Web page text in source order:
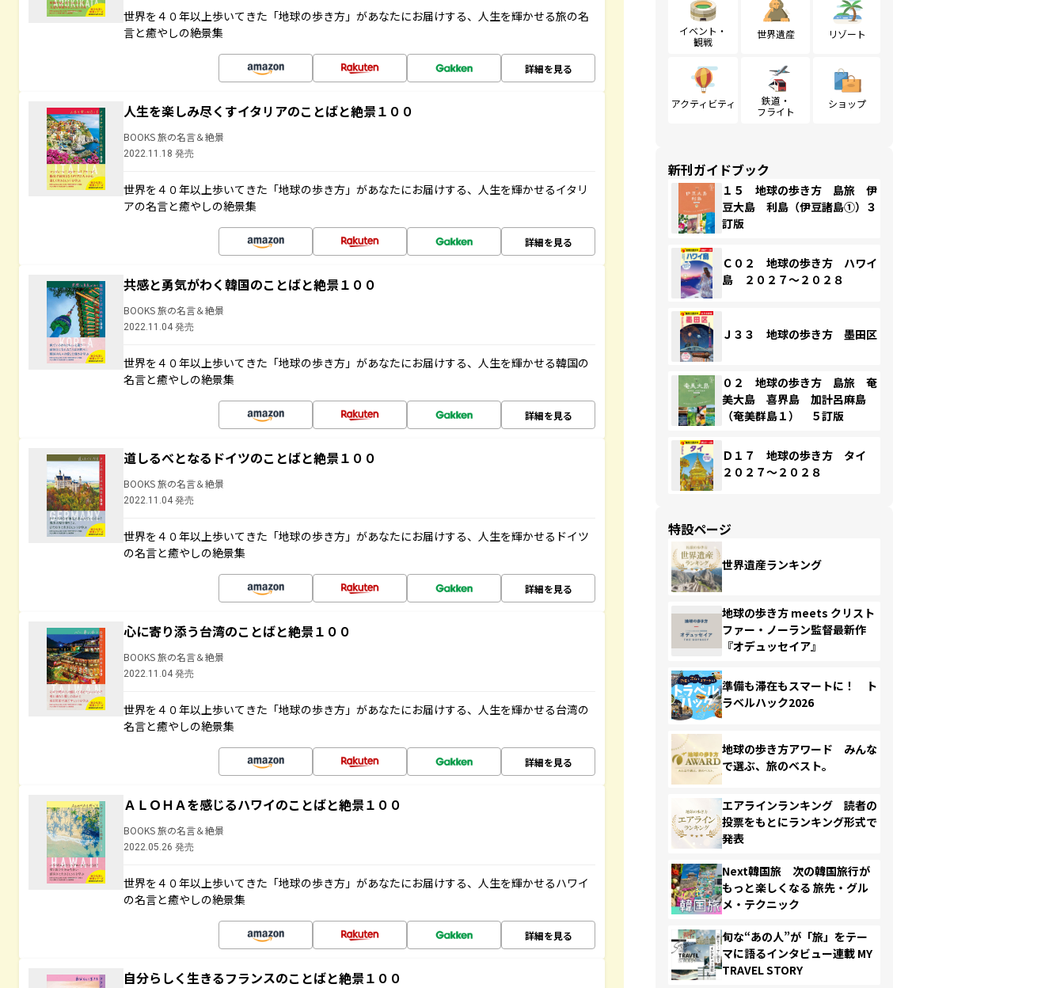
世界を４０年以上歩いてきた「地球の歩き方」があなたにお届けする、人生を輝かせる旅の名
言と癒やしの絶景集
詳細を見る
人生を楽しみ尽くすイタリアのことばと絶景１００
BOOKS 旅の名言＆絶景
2022.11.18 発売
世界を４０年以上歩いてきた「地球の歩き方」があなたにお届けする、人生を輝かせるイタリ
アの名言と癒やしの絶景集
詳細を見る
共感と勇気がわく韓国のことばと絶景１００
BOOKS 旅の名言＆絶景
2022.11.04 発売
世界を４０年以上歩いてきた「地球の歩き方」があなたにお届けする、人生を輝かせる韓国の
名言と癒やしの絶景集
詳細を見る
道しるべとなるドイツのことばと絶景１００
BOOKS 旅の名言＆絶景
2022.11.04 発売
世界を４０年以上歩いてきた「地球の歩き方」があなたにお届けする、人生を輝かせるドイツ
の名言と癒やしの絶景集
詳細を見る
心に寄り添う台湾のことばと絶景１００
BOOKS 旅の名言＆絶景
2022.11.04 発売
世界を４０年以上歩いてきた「地球の歩き方」があなたにお届けする、人生を輝かせる台湾の
名言と癒やしの絶景集
詳細を見る
ＡＬＯＨＡを感じるハワイのことばと絶景１００
BOOKS 旅の名言＆絶景
2022.05.26 発売
世界を４０年以上歩いてきた「地球の歩き方」があなたにお届けする、人生を輝かせるハワイ
の名言と癒やしの絶景集
詳細を見る
自分らしく生きるフランスのことばと絶景１００
イベント・
観戦
世界遺産 リゾート
アクティビティ
鉄道・
フライト
ショップ
新刊ガイドブック
１５ 地球の歩き方 島旅 伊
豆大島 利島（伊豆諸島①）３
訂版
Ｃ０２ 地球の歩き方 ハワイ
島 ２０２７～２０２８
Ｊ３３ 地球の歩き方 墨田区
０２ 地球の歩き方 島旅 奄
美大島 喜界島 加計呂麻島
（奄美群島１） ５訂版
Ｄ１７ 地球の歩き方 タイ
２０２７～２０２８
特設ページ
世界遺産ランキング
地球の歩き方 meets クリスト
ファー・ノーラン監督最新作
『オデュッセイア』
準備も滞在もスマートに！ ト
ラベルハック2026
地球の歩き方アワード みんな
で選ぶ、旅のベスト。
エアラインランキング 読者の
投票をもとにランキング形式で
発表
Next韓国旅 次の韓国旅行が
もっと楽しくなる 旅先・グル
メ・テクニック
旬な“あの人”が「旅」をテー
マに語るインタビュー連載 MY
TRAVEL STORY